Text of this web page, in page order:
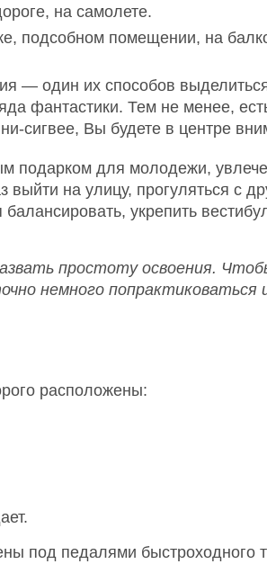
на самолете.
подсобном помещении, на
— один их способов
фантастики. Тем не менее,
сигвее, Вы будете в центре
подарком для молодежи,
выйти на улицу, прогуляться с
укрепить
простоту освоения.
немного попрактиковаться
расположены:
под педалями быстроходного